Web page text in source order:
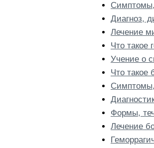
Симптомы,
Диагноз,
Лечение
Что такое
Учение о
Что такое
Симптомы,
Формы,
Лечение